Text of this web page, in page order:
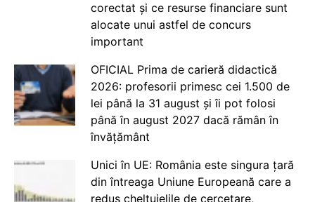
corectat și ce resurse financiare sunt
alocate unui astfel de concurs
important
OFICIAL Prima de carieră didactică
2026: profesorii primesc cei 1.500 de
lei până la 31 august și îi pot folosi
până în august 2027 dacă rămân în
învățământ
Unici în UE: România este singura țară
din întreaga Uniune Europeană care a
redus cheltuielile de cercetare,